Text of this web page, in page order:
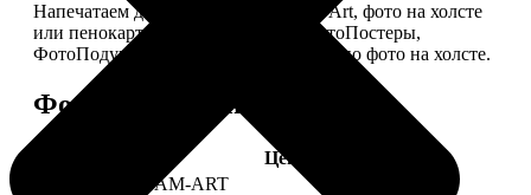
Напечатаем для вас картины Dream-Art, фото на холсте
или пенокартоне, ФотоМозаику, ФотоПостеры,
ФотоПодушки или напишем портрет по фото на холсте.
Форматы и цены
Цена, руб.
Картины DREAM-ART